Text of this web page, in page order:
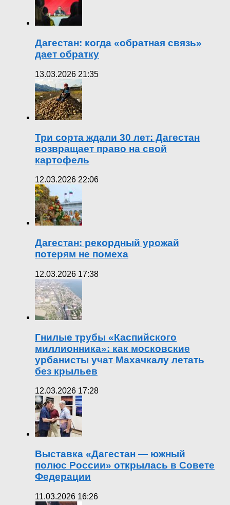
Дагестан: когда «обратная связь»
дает обратку
13.03.2026 21:35
Три сорта ждали 30 лет: Дагестан
возвращает право на свой
картофель
12.03.2026 22:06
Дагестан: рекордный урожай
потерям не помеха
12.03.2026 17:38
Гнилые трубы «Каспийского
миллионника»: как московские
урбанисты учат Махачкалу летать
без крыльев
12.03.2026 17:28
Выставка «Дагестан — южный
полюс России» открылась в Совете
Федерации
11.03.2026 16:26